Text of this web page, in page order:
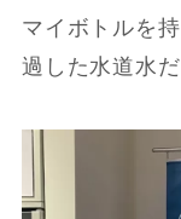
マイボトルを
過した水道水